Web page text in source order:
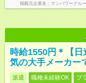
掲載元企業名 マンパワーグル
時給1550円＊【
気の大手メーカー
派遣 職種未経験OK ブ